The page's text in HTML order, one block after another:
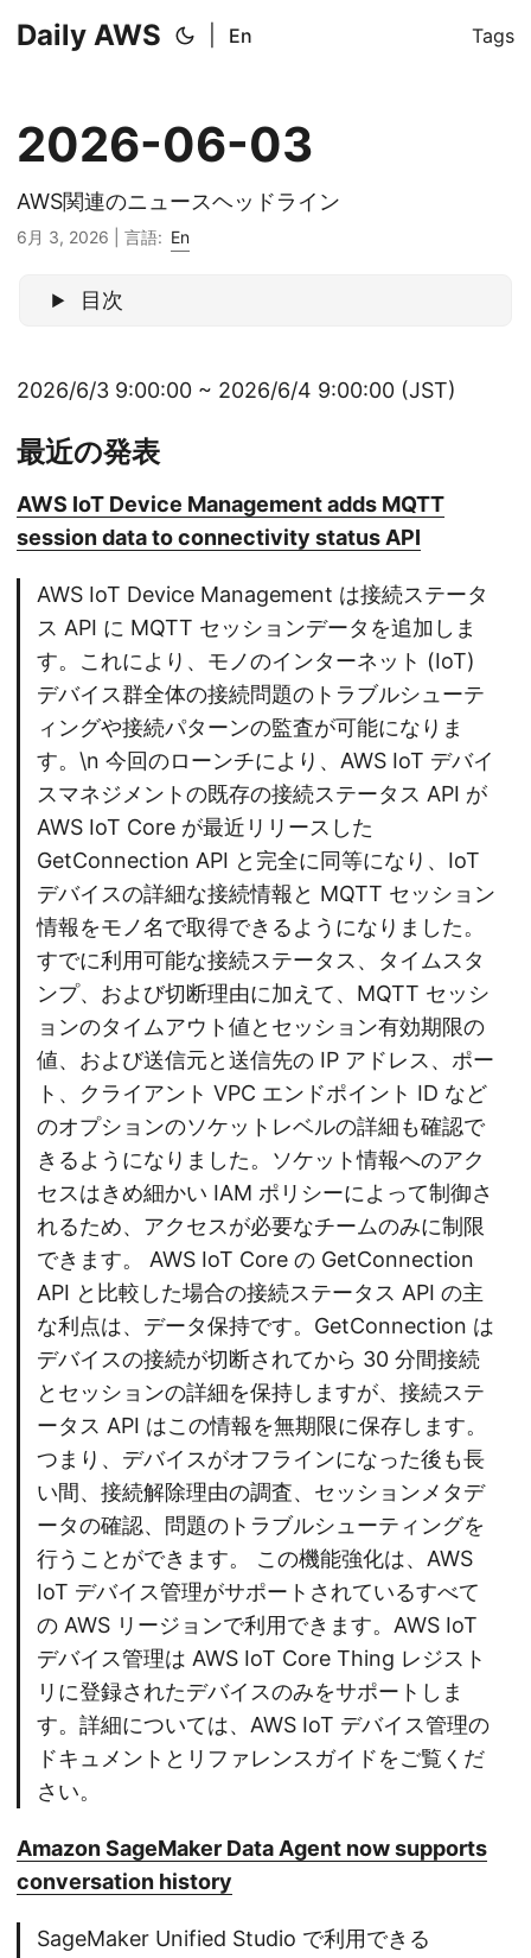
Daily AWS En Tags
2026-06-03
AWS関連のニュースヘッドライン
6月 3, 2026 言語: En
目次
2026/6/3 9:00:00 ~ 2026/6/4 9:00:00 (JST)
最近の発表
AWS IoT Device Management adds MQTT
session data to connectivity status API
AWS IoT Device Management は接続ステータ
ス API に MQTT セッションデータを追加しま
す。これにより、モノのインターネット (IoT)
デバイス群全体の接続問題のトラブルシューテ
ィングや接続パターンの監査が可能になりま
す。\n 今回のローンチにより、AWS IoT デバイ
スマネジメントの既存の接続ステータス API が
AWS IoT Core が最近リリースした
GetConnection API と完全に同等になり、IoT
デバイスの詳細な接続情報と MQTT セッション
情報をモノ名で取得できるようになりました。
すでに利用可能な接続ステータス、タイムスタ
ンプ、および切断理由に加えて、MQTT セッシ
ョンのタイムアウト値とセッション有効期限の
値、および送信元と送信先の IP アドレス、ポー
ト、クライアント VPC エンドポイント ID など
のオプションのソケットレベルの詳細も確認で
きるようになりました。ソケット情報へのアク
セスはきめ細かい IAM ポリシーによって制御さ
れるため、アクセスが必要なチームのみに制限
できます。 AWS IoT Core の GetConnection
API と比較した場合の接続ステータス API の主
な利点は、データ保持です。GetConnection は
デバイスの接続が切断されてから 30 分間接続
とセッションの詳細を保持しますが、接続ステ
ータス API はこの情報を無期限に保存します。
つまり、デバイスがオフラインになった後も長
い間、接続解除理由の調査、セッションメタデ
ータの確認、問題のトラブルシューティングを
行うことができます。 この機能強化は、AWS
IoT デバイス管理がサポートされているすべて
の AWS リージョンで利用できます。AWS IoT
デバイス管理は AWS IoT Core Thing レジスト
リに登録されたデバイスのみをサポートしま
す。詳細については、AWS IoT デバイス管理の
ドキュメントとリファレンスガイドをご覧くだ
さい。
Amazon SageMaker Data Agent now supports
conversation history
SageMaker Unified Studio で利用できる